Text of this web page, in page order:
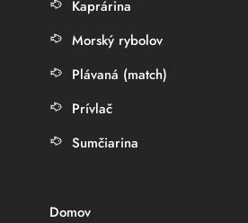
Kaprárina
Morský rybolov
Plávaná (match)
Prívlač
Sumčiarina
Domov